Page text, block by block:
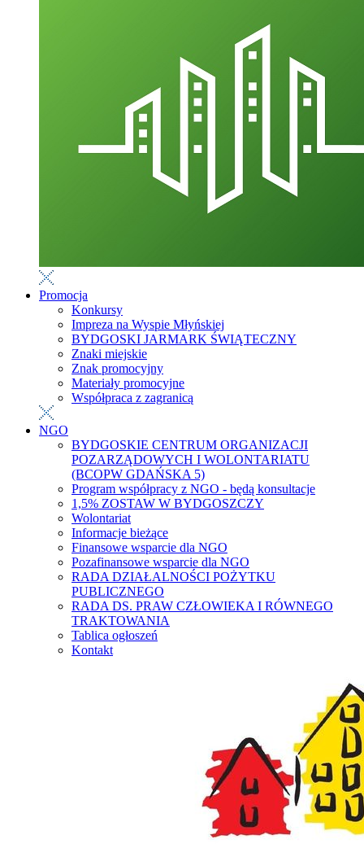
Promocja
Konkursy
Impreza na Wyspie Młyńskiej
BYDGOSKI JARMARK ŚWIĄTECZNY
Znaki miejskie
Znak promocyjny
Materiały promocyjne
Współpraca z zagranicą
NGO
BYDGOSKIE CENTRUM ORGANIZACJI
POZARZĄDOWYCH I WOLONTARIATU
(BCOPW GDAŃSKA 5)
Program współpracy z NGO - będą konsultacje
1,5% ZOSTAW W BYDGOSZCZY
Wolontariat
Informacje bieżące
Finansowe wsparcie dla NGO
Pozafinansowe wsparcie dla NGO
RADA DZIAŁALNOŚCI POŻYTKU
PUBLICZNEGO
RADA DS. PRAW CZŁOWIEKA I RÓWNEGO
TRAKTOWANIA
Tablica ogłoszeń
Kontakt